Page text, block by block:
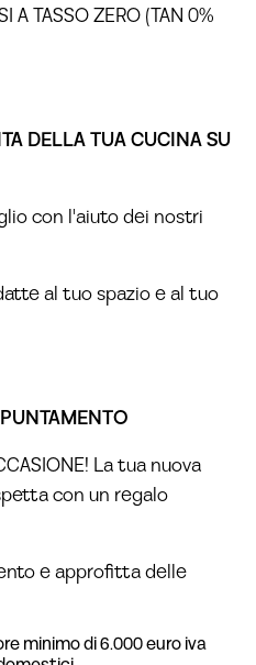
TASSO ZERO (TAN 0%
DELLA TUA CUCINA SU
con l'aiuto dei nostri
al tuo spazio e al tuo
La tua nuova
con un regalo
e approfitta delle
minimo di 6.000 euro iva